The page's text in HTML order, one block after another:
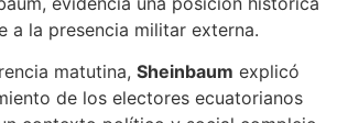
a la presencia militar externa.
matutina, Sheinbaum explicó
de los electores ecuatorianos